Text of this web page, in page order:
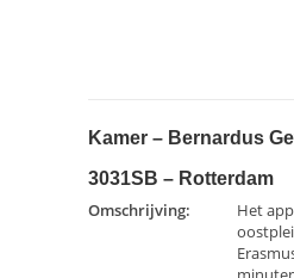
Kamer – Bernardus
3031SB – Rotterdam
Omschrijving:
Het